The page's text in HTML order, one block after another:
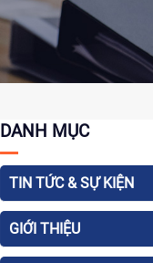
DANH MỤC
TIN TỨC & SỰ KIỆN
GIỚI THIỆU